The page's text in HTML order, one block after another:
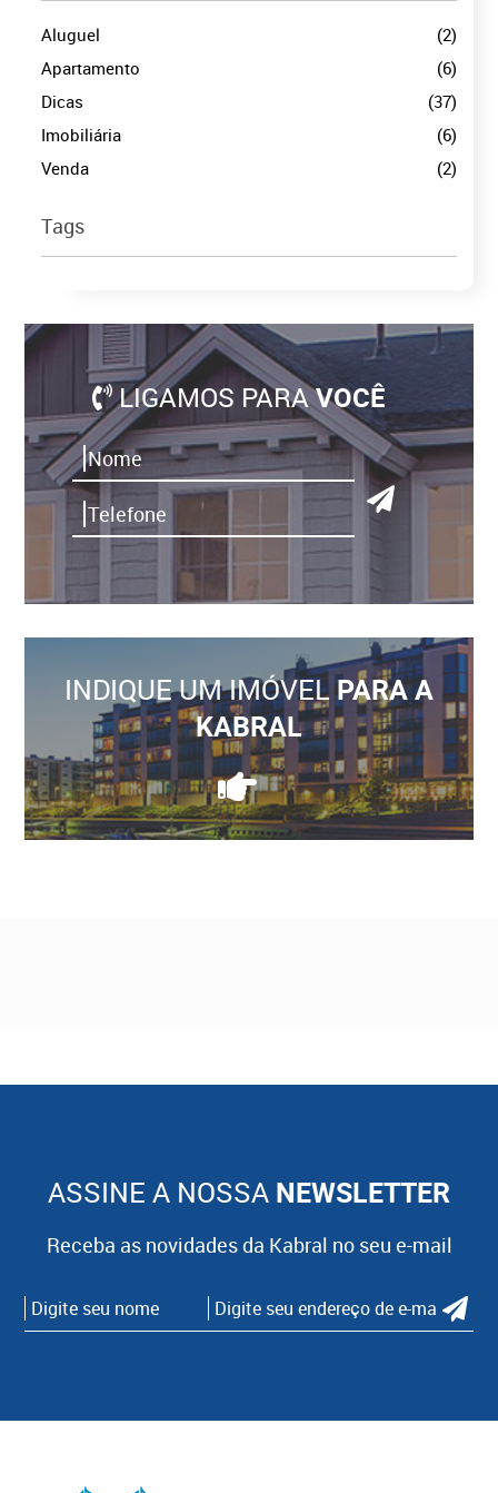
Aluguel
(2)
Apartamento
(6)
Dicas
(37)
Imobiliária
(6)
Venda
(2)
Tags
LIGAMOS PARAVOCÊ
INDIQUE UM IMÓVELPARA A
KABRAL
ASSINE A NOSSA NEWSLETTER
Receba as novidades da Kabral no seu e-mail